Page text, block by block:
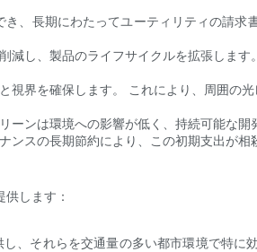
、長期にわたってユーティリティの請
し、製品のライフサイクルを拡張しま
界を確保します。 これにより、周囲の
ーンは環境への影響が低く、持続可能な
スの長期節約により、この初期支出が
します：
、それらを交通量の多い都市環境で特